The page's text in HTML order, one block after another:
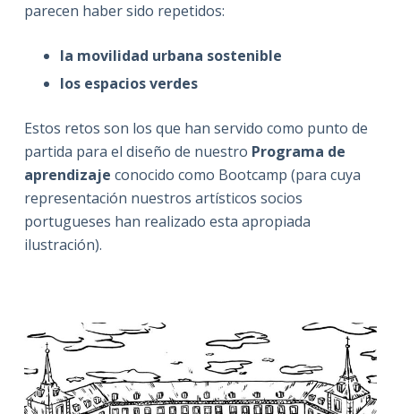
parecen haber sido repetidos:
la movilidad urbana sostenible
los espacios verdes
Estos retos son los que han servido como punto de
partida para el diseño de nuestro Programa de
aprendizaje conocido como Bootcamp (para cuya
representación nuestros artísticos socios
portugueses han realizado esta apropiada
ilustración).